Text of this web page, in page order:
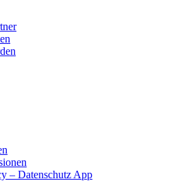
– Datenschutz App